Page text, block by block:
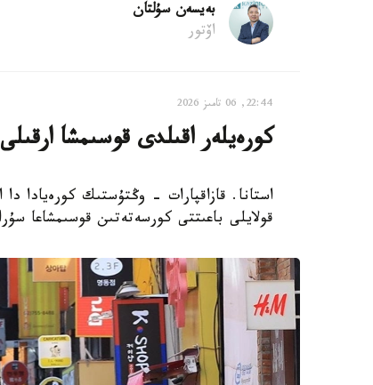
بەيسەن سۇلتان
اۆتور
22:44, 06 تامىز 2026
كورەيلەر اقىلدى قوسىمشا
استانا. قازاقپارات - وڭتۇستىك كورەيادا
قولايلى باعىتتى كورسەتەتىن قوسىمشاعا